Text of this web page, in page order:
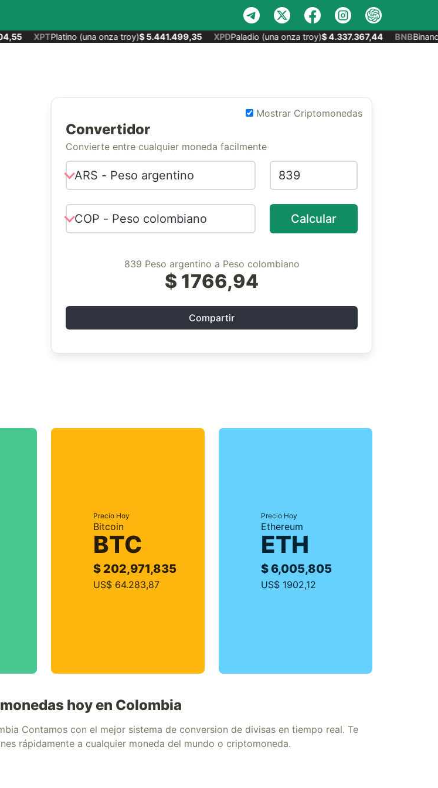
XPTPlatino (una onza troy)$ 5.441.499,35 XPDPaladio (una onza troy)$ 4.337.367,44 BNBBinance
Mostrar Criptomonedas
Convertidor
Convierte entre cualquier moneda facilmente
Calcular
839 Peso argentino a Peso colombiano
$ 1766,94
Compartir
Precio Hoy
Bitcoin
BTC
$ 202,971,835
US$ 64.283,87
Precio Hoy
Ethereum
ETH
$ 6,005,805
US$ 1902,12
hoy en Colombia
Contamos con el mejor sistema de conversion de divisas en tiempo real. Te
rápidamente a cualquier moneda del mundo o criptomoneda.